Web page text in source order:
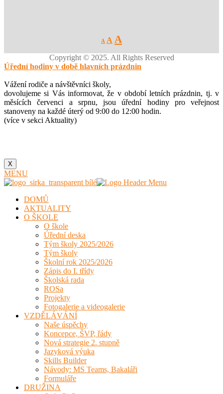
A
Decrease
font
A Reset
font
size.
A
font
size.
Copyright © 2025. All Rights Reserved
Úřední hodiny v době hlavních prázdnin
Vážení rodiče a návštěvníci školy,
dovolujeme si Vás informovat, že v období letních prázdnin, tj. v
měsících červenci a srpnu, jsou úřední hodiny pro veřejnost
stanoveny na každé úterý od 9:00 do 12:00 hodin.
(více v sekci Aktuality)
X
MENU
DOMŮ
AKTUALITY
O ŠKOLE
O škole
Úřední deska
Tým školy 2025/2026
Tým školy
Školní rok 2025/2026
Zápis do I. třídy
Školská rada
ROSa
Projekty
Fotogalerie a videogalerie
VZDĚLÁVÁNÍ
Naše úspěchy
Koncepce, ŠVP, řády
Nová strategie 2. stupně
Jazyková výuka
Skills Builder
Návody: MS Teams, Bakaláři
Formuláře
DRUŽINA